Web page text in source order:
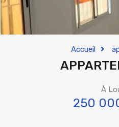
Accueil
À
250